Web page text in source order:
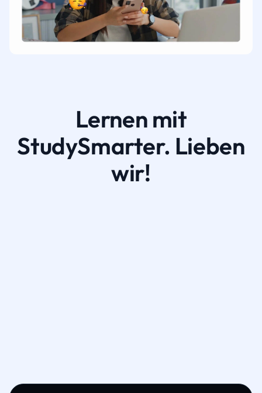
Lernen mit
StudySmarter. Lieben
wir!